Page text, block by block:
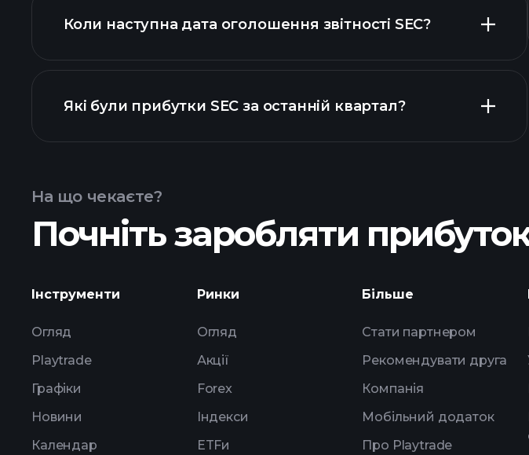
Коли наступна дата оголошення звітності SEC?
Календарі
Які були прибутки SEC за останній квартал?
прибутки SEC
На що чекаєте?
Почніть заробляти
Інструменти
Огляд
Playtrade
Графіки
Новини
Календар
Ринки
Огляд
Акції
Forex
Індекси
ETFи
Більше
Стати партнером
Рекомендувати друга
Компанія
Мобільний додаток
Про Playtrade